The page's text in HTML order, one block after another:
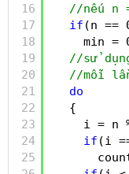
16
17
18
19
20
21
22
23
24
25
//nếu n
if (n ==
min =
//sử
//mỗi
do
{
i = n
if (i